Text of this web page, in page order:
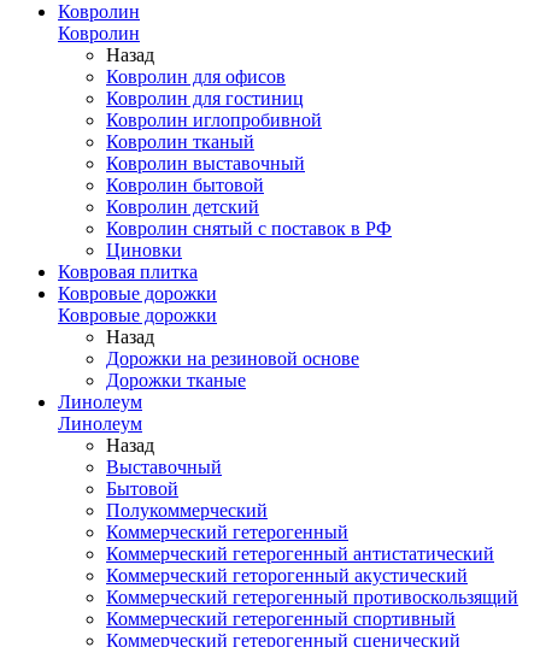
Ковролин
Ковролин
Назад
Ковролин для офисов
Ковролин для гостиниц
Ковролин иглопробивной
Ковролин тканый
Ковролин выставочный
Ковролин бытовой
Ковролин детский
Ковролин снятый с поставок в РФ
Циновки
Ковровая плитка
Ковровые дорожки
Ковровые дорожки
Назад
Дорожки на резиновой основе
Дорожки тканые
Линолеум
Линолеум
Назад
Выставочный
Бытовой
Полукоммерческий
Коммерческий гетерогенный
Коммерческий гетерогенный антистатический
Коммерческий геторогенный акустический
Коммерческий гетерогенный противоскользящий
Коммерческий гетерогенный спортивный
Коммерческий гетерогенный сценический